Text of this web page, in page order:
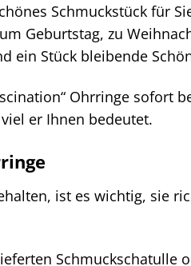
Schmuckstück für
Geburtstag, zu
ein Stück bleibende
Ohrringe sofort
er Ihnen bedeutet.
ist es wichtig, sie
Schmuckschatulle